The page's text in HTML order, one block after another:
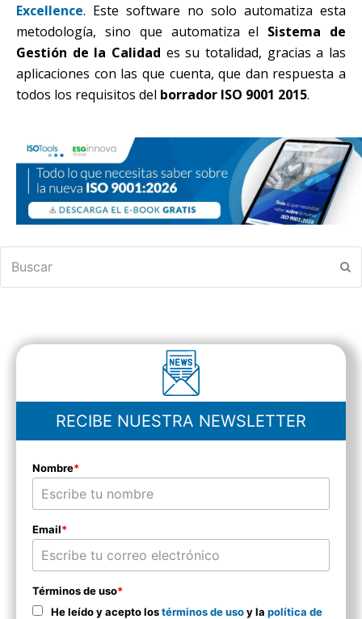
Excellence. Este software no solo automatiza esta
metodología, sino que automatiza el Sistema de
Gestión de la Calidad es su totalidad, gracias a las
aplicaciones con las que cuenta, que dan respuesta a
todos los requisitos del borrador ISO 9001 2015.
RECIBE NUESTRA NEWSLETTER
Nombre*
Email*
Términos de uso*
He leído y acepto lostérminos de usoy la política de